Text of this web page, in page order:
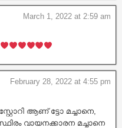
March 1, 2022 at 2:59 am
February 28, 2022 at 4:55 pm
ആണ് ട്ടോ മച്ചാനെ,
വായനക്കാരന മച്ചാനെ